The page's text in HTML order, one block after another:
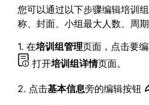
您可以通过以下步骤编辑培训
称、封面、小组最大人数、周期
1. 在培训组管理页面，点击要
打开培训组详情页面。
2. 点击基本信息旁的编辑按钮